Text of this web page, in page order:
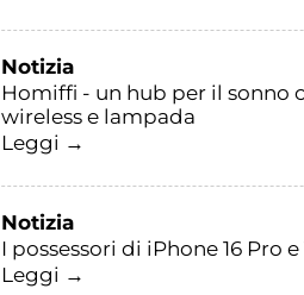
Notizia
Homiffi - un hub per il
wireless e lampada
Leggi →
Notizia
I possessori di iPhone 16 Pro
Leggi →